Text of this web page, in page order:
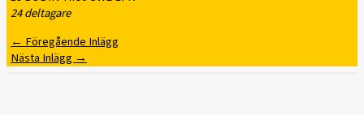
24 deltagare
← Föregående Inlägg
Nästa Inlägg →